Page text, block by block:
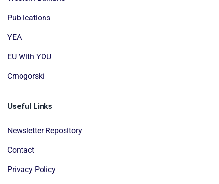
Publications
YEA
EU With YOU
Crnogorski
Useful Links
Newsletter Repository
Contact
Privacy Policy